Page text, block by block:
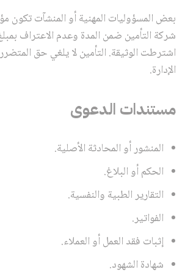
بعض المسؤوليات المهنية أو المنشآت تكون
شركة التأمين ضمن المدة وعدم الاعتراف
اشترطت الوثيقة. التأمين لا يلغي حق
الإدارة.
مستندات الدعوى
المنشور أو المحادثة الأصلية.
الحكم أو البلاغ.
التقارير الطبية والنفسية.
الفواتير.
إثبات فقد العمل أو العملاء.
شهادة الشهود.